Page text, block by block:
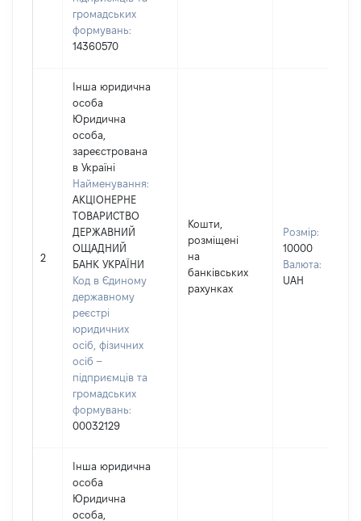
громадських
формувань:
14360570
2
Інша юридична
особа
Юридична
особа,
зареєстрована
в Україні
Найменування:
АКЦІОНЕРНЕ
ТОВАРИСТВО
ДЕРЖАВНИЙ
ОЩАДНИЙ
БАНК УКРАЇНИ
Код в Єдиному
державному
реєстрі
юридичних
осіб, фізичних
осіб –
підприємців та
громадських
формувань:
00032129
Кошти,
розміщені
на
банківських
рахунках
Розмір:
10000
Валюта:
UAH
Інша юридична
особа
Юридична
особа,